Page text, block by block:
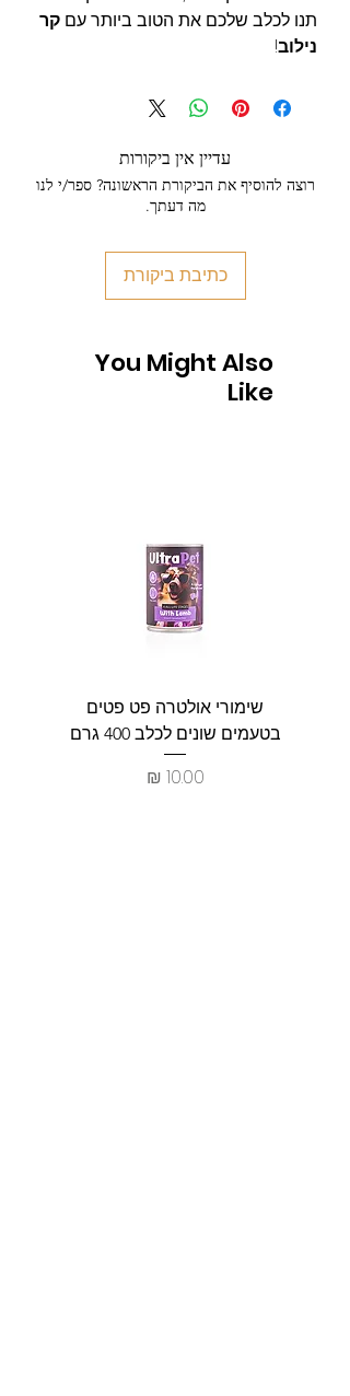
תנו לכלב שלכם את הטוב ביותר עם קר
נילוב!
עדיין אין ביקורות
רוצה להוסיף את הביקורת הראשונה? ספר/י לנו
מה דעתך.
כתיבת ביקורת
You Might Also
Like
שימורי אולטרה פט פטים
בטעמים שונים לכלב 400 גרם
מחיר